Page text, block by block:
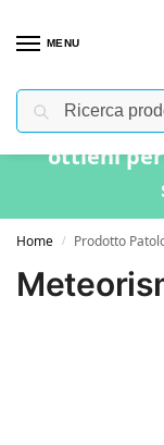
MENU
Usa il
ottieni
Home / Prodotto